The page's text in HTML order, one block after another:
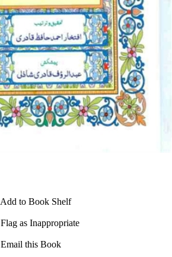
Add to Book Shelf
Flag as Inappropriate
Email this Book